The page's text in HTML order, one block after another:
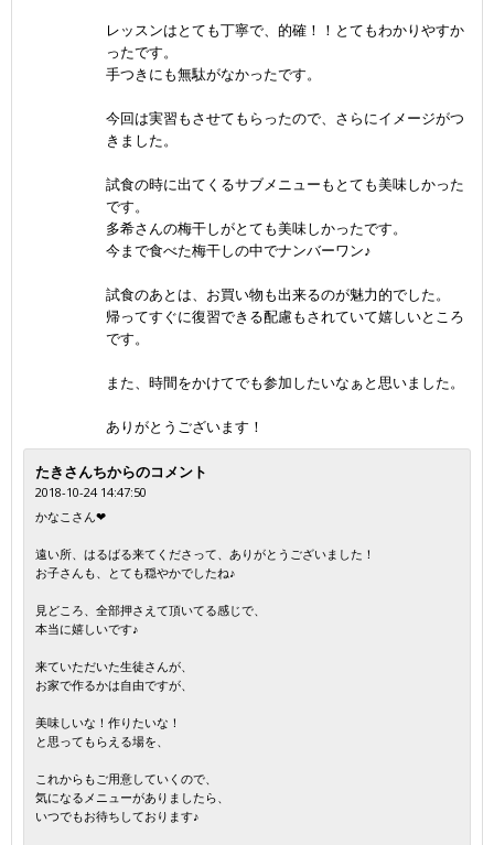
レッスンはとても丁寧で、的確！！とてもわかりやすか
ったです。
手つきにも無駄がなかったです。
今回は実習もさせてもらったので、さらにイメージがつ
きました。
試食の時に出てくるサブメニューもとても美味しかった
です。
多希さんの梅干しがとても美味しかったです。
今まで食べた梅干しの中でナンバーワン♪
試食のあとは、お買い物も出来るのが魅力的でした。
帰ってすぐに復習できる配慮もされていて嬉しいところ
です。
また、時間をかけてでも参加したいなぁと思いました。
ありがとうございます！
たきさんちからのコメント
2018-10-24 14:47:50
かなこさん❤
遠い所、はるばる来てくださって、ありがとうございました！
お子さんも、とても穏やかでしたね♪
見どころ、全部押さえて頂いてる感じで、
本当に嬉しいです♪
来ていただいた生徒さんが、
お家で作るかは自由ですが、
美味しいな！作りたいな！
と思ってもらえる場を、
これからもご用意していくので、
気になるメニューがありましたら、
いつでもお待ちしております♪